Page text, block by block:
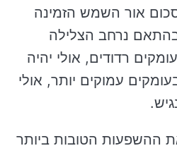
אור השמש הזמינה
נרחב הצלילה
רדודים, אולי יהיה
עמוקים יותר, אולי
ההשפעות הטובות ביותר